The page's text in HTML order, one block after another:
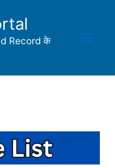
Record के